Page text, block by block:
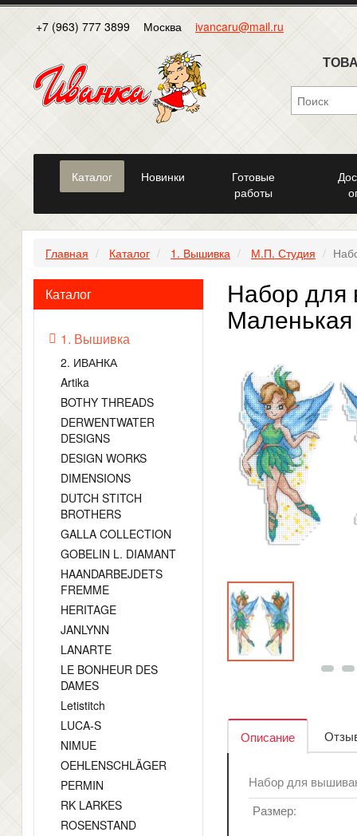
+7 (963) 777 3899 Москва ivancaru@mail.ru
Каталог Новинки
Готовые
работы
Главная Каталог 1. Вышивка М.П. Студия
Каталог
1. Вышивка
2. ИВАНКА
Artika
BOTHY THREADS
DERWENTWATER
DESIGNS
DESIGN WORKS
DIMENSIONS
DUTCH STITCH
BROTHERS
GALLA COLLECTION
GOBELIN L. DIAMANT
HAANDARBEJDETS
FREMME
HERITAGE
JANLYNN
LANARTE
LE BONHEUR DES
DAMES
Letistitch
LUCA-S
NIMUE
OEHLENSCHLÄGER
PERMIN
RK LARKES
ROSENSTAND
Набор для
Описание
Набор для
Размер: